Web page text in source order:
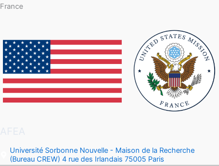
France
Université Sorbonne Nouvelle - Maison de la Recherche
(Bureau CREW) 4 rue des Irlandais 75005 Paris